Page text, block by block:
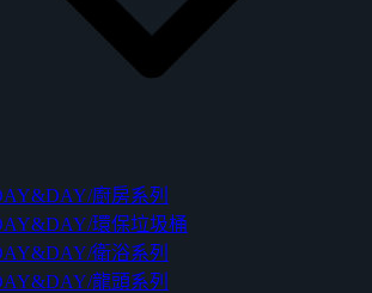
廚房系列
環保垃圾桶
衛浴系列
龍頭系列